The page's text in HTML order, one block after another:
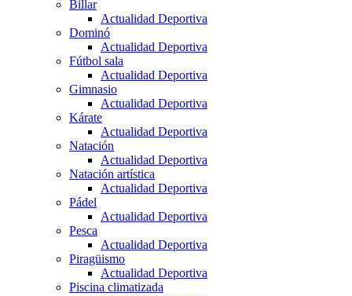
Billar
Actualidad Deportiva
Dominó
Actualidad Deportiva
Fútbol sala
Actualidad Deportiva
Gimnasio
Actualidad Deportiva
Kárate
Actualidad Deportiva
Natación
Actualidad Deportiva
Natación artística
Actualidad Deportiva
Pádel
Actualidad Deportiva
Pesca
Actualidad Deportiva
Piragüismo
Actualidad Deportiva
Piscina climatizada